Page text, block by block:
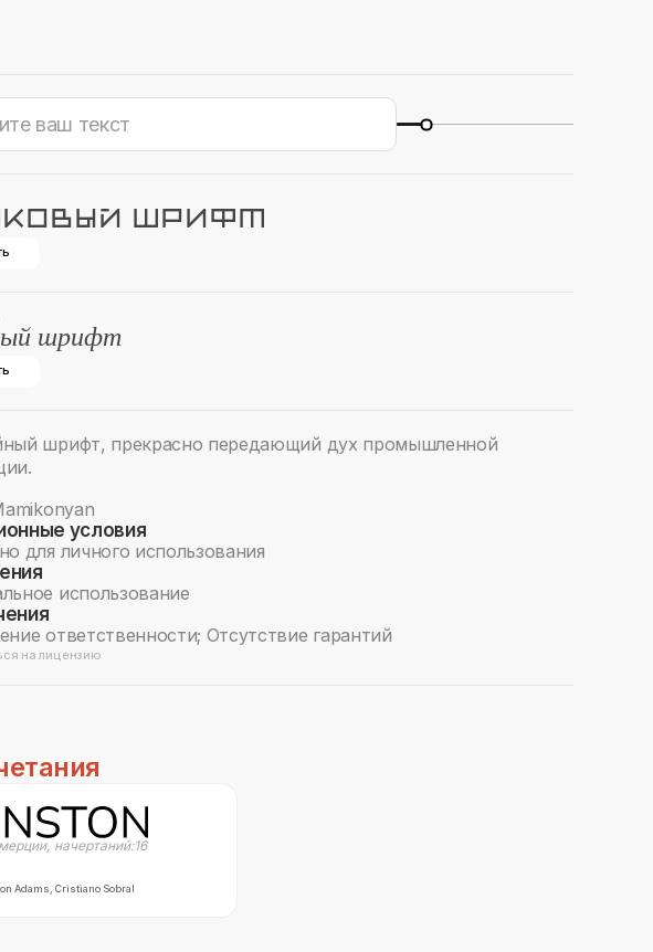
шрифт
шрифт
шрифт, прекрасно передающий дух промышленной
условия
для личного использования
использование
ответственности; Отсутствие гарантий
на лицензию
, начертаний:16
Adams, Cristiano Sobral